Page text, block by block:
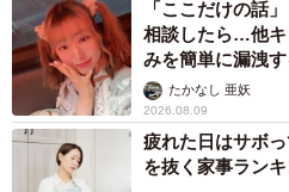
「ここだけの話
相談したら…他キャス
みを簡単に漏洩
ャストに取材】
たかなし 亜妖
2026.08.09
疲れた日はサボ
を抜く家事ラン